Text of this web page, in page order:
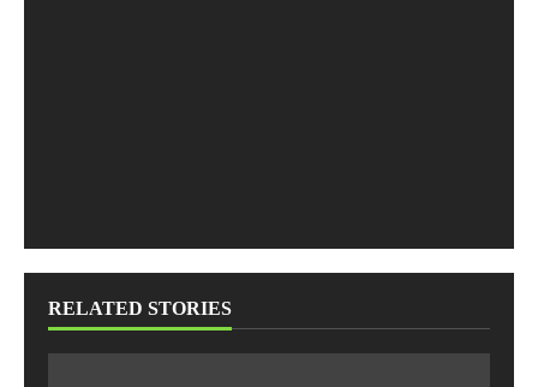
RELATED STORIES